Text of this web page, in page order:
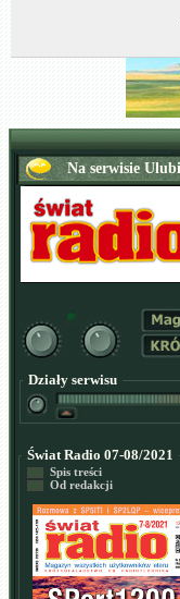
Działy serwisu
Świat Radio 07-08/2021
Spis treści
Od redakcji